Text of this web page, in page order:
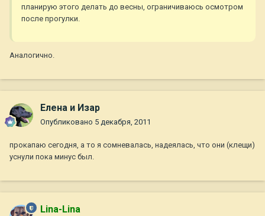
планирую этого делать до весны, ограничиваюсь осмотром
после прогулки.
Аналогично.
Елена и Изар
Опубликовано 5 декабря, 2011
прокапаю сегодня, а то я сомневалась, надеялась, что они (клещи)
уснули пока минус был.
Lina-Lina